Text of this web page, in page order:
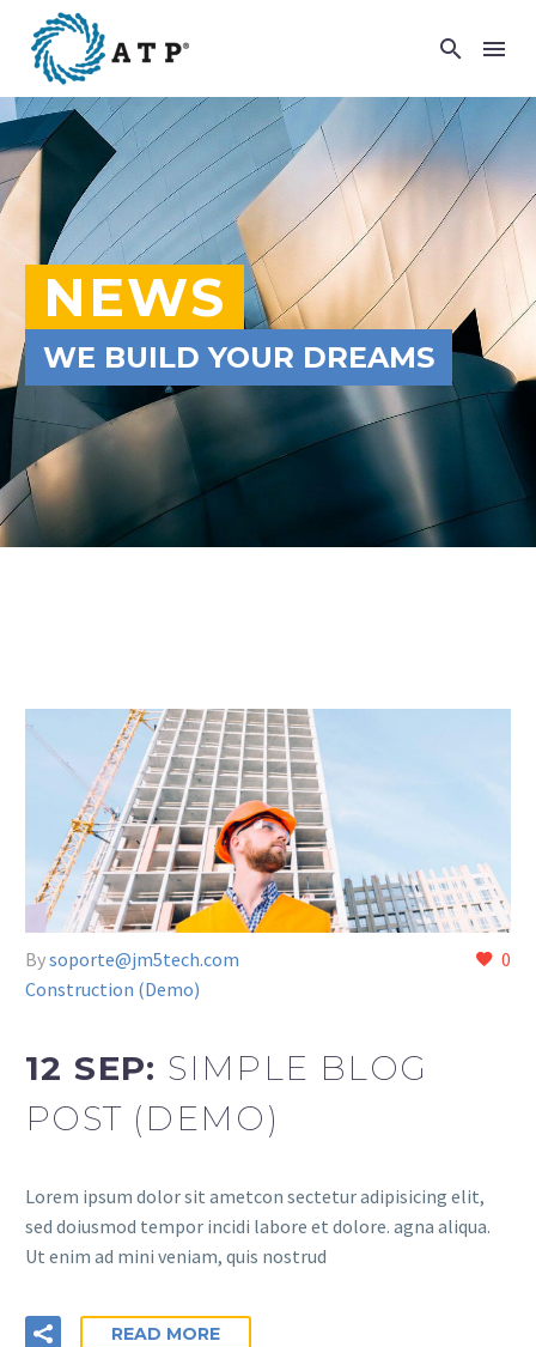
NEWS
WE BUILD YOUR DREAMS
0
Bysoporte@jm5tech.com
Construction (Demo)
12 SEP: SIMPLE BLOG
POST (DEMO)
Lorem ipsum dolor sit ametcon sectetur adipisicing elit,
sed doiusmod tempor incidi labore et dolore. agna aliqua.
Ut enim ad mini veniam, quis nostrud
READ MORE